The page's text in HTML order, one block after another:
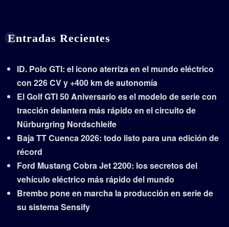
Entradas Recientes
ID. Polo GTI: el icono aterriza en el mundo eléctrico
con 226 CV y +400 km de autonomía
El Golf GTI 50 Aniversario es el modelo de serie con
tracción delantera más rápido en el circuito de
Nürburgring Nordschleife
Baja TT Cuenca 2026: todo listo para una edición de
récord
Ford Mustang Cobra Jet 2200: los secretos del
vehículo eléctrico más rápido del mundo
Brembo pone en marcha la producción en serie de
su sistema Sensify